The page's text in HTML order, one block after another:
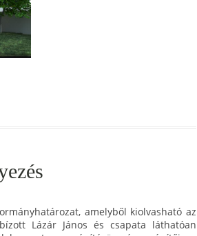
amelyből kiolvasható az
Lázár János és csapata láthatóan